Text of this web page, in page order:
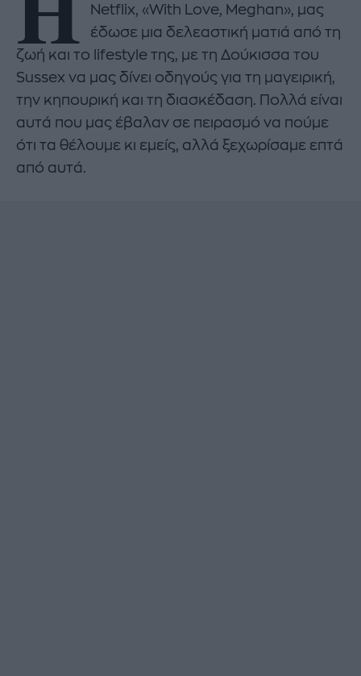
Netflix, «With Love, Meghan», μας
έδωσε μια δελεαστική ματιά από τη
ζωή και το lifestyle της, με τη Δούκισσα του
Sussex να μας δίνει οδηγούς για τη μαγειρική,
την κηπουρική και τη διασκέδαση. Πολλά είναι
αυτά που μας έβαλαν σε πειρασμό να πούμε
ότι τα θέλουμε κι εμείς, αλλά ξεχωρίσαμε επτά
από αυτά.